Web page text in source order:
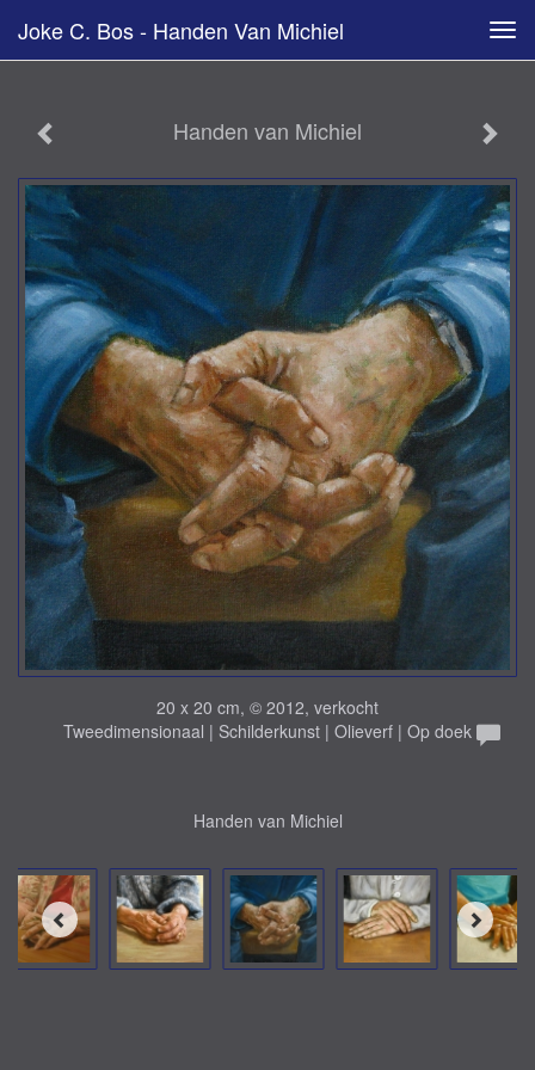
Joke C. Bos - Handen Van Michiel
Handen van Michiel
20 x 20 cm, © 2012, verkocht
Tweedimensionaal | Schilderkunst | Olieverf | Op doek
Handen van Michiel